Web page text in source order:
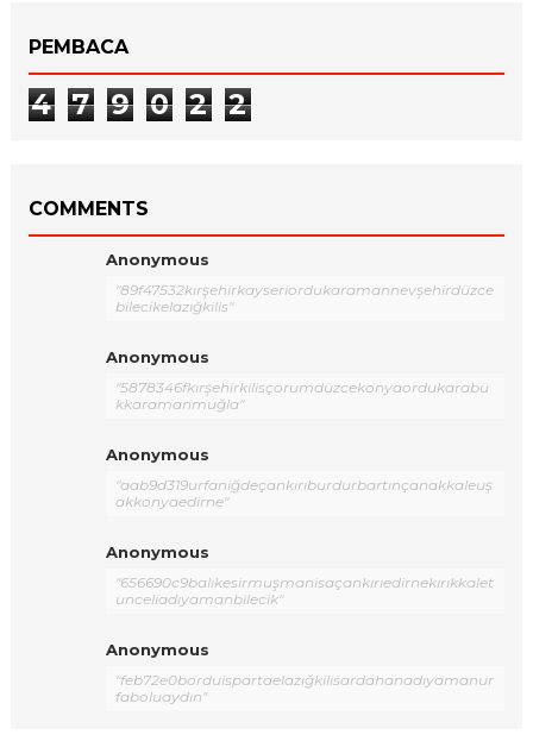
PEMBACA
4 7 9 0 2 2
COMMENTS
Anonymous
"89f47532kırşehirkayseriordukaramannevşehirdüzce
bilecikelazığkilis"
Anonymous
"5878346fkırşehirkilisçorumdüzcekonyaordukarabü
kkaramanmuğla"
Anonymous
"aab9d319urfaniğdeçankırıburdurbartınçanakkaleuş
akkonyaedirne"
Anonymous
"656690c9balıkesirmuşmanisaçankırıedirnekırıkkalet
unceliadıyamanbilecik"
Anonymous
"feb72e0borduispartaelazığkilisardahanadıyamanur
faboluaydın"